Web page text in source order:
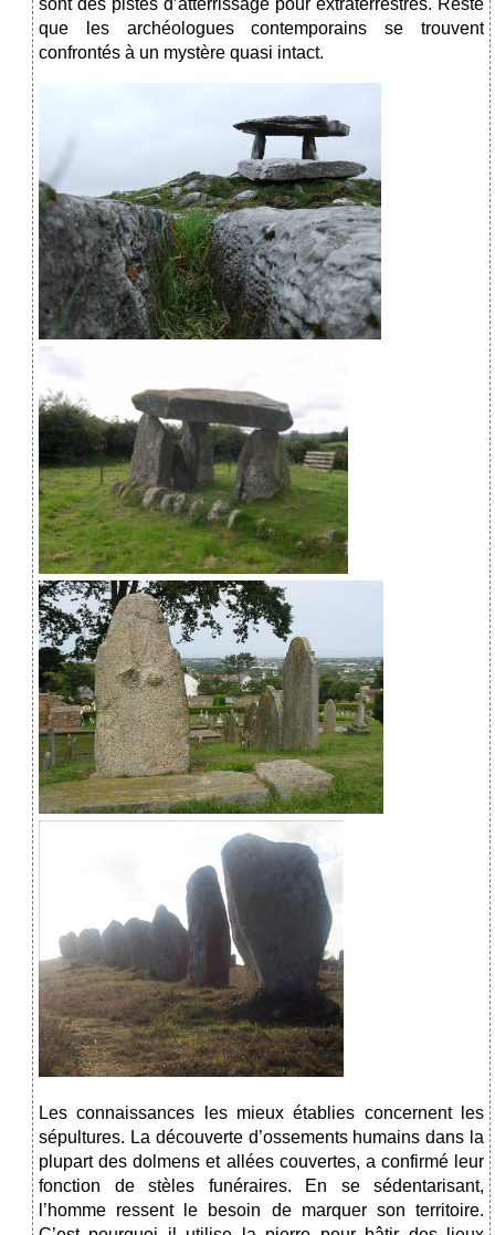
sont des pistes d’atterrissage pour extraterrestres. Reste
que les archéologues contemporains se trouvent
confrontés à un mystère quasi intact.
Les connaissances les mieux établies concernent les
sépultures. La découverte d’ossements humains dans la
plupart des dolmens et allées couvertes, a confirmé leur
fonction de stèles funéraires. En se sédentarisant,
l’homme ressent le besoin de marquer son territoire.